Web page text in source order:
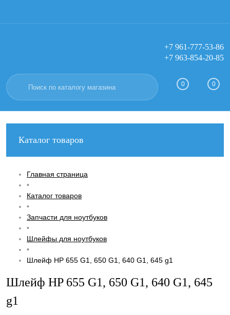
Вход Регистрация
+7 961-777-53-86
+7 963-854-20-85
0 0
Каталог товаров
Главная страница
•
Каталог товаров
•
Запчасти для ноутбуков
•
Шлейфы для ноутбуков
•
Шлейф HP 655 G1, 650 G1, 640 G1, 645 g1
Шлейф HP 655 G1, 650 G1, 640 G1, 645
g1